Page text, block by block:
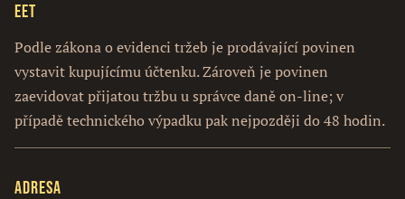
EET
Podle zákona o evidenci tržeb je prodávající povinen
vystavit kupujícímu účtenku. Zároveň je povinen
zaevidovat přijatou tržbu u správce daně on-line; v
případě technického výpadku pak nejpozději do 48 hodin.
Adresa